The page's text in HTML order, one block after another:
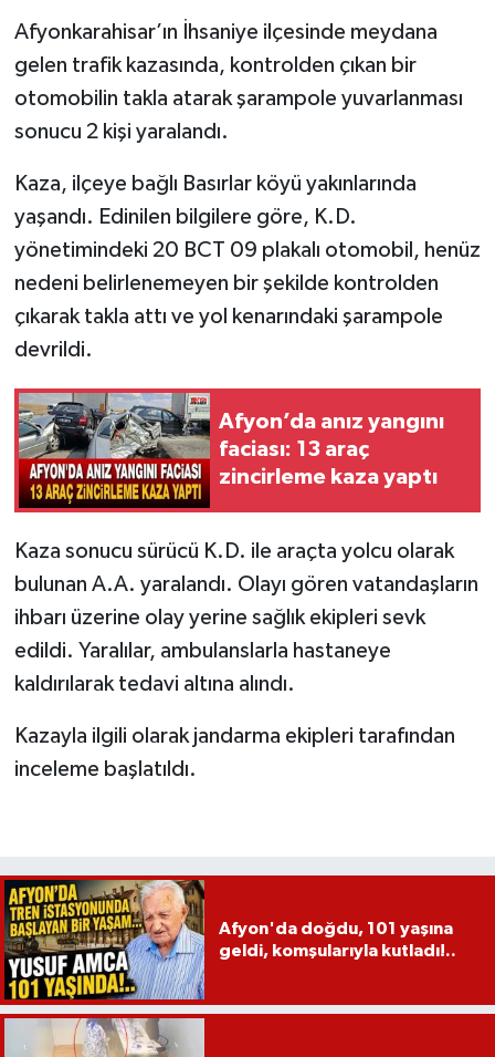
Afyonkarahisar’ın İhsaniye ilçesinde meydana
gelen trafik kazasında, kontrolden çıkan bir
otomobilin takla atarak şarampole yuvarlanması
sonucu 2 kişi yaralandı.
Kaza, ilçeye bağlı Basırlar köyü yakınlarında
yaşandı. Edinilen bilgilere göre, K.D.
yönetimindeki 20 BCT 09 plakalı otomobil, henüz
nedeni belirlenemeyen bir şekilde kontrolden
çıkarak takla attı ve yol kenarındaki şarampole
devrildi.
Afyon’da anız yangını
faciası: 13 araç
zincirleme kaza yaptı
Kaza sonucu sürücü K.D. ile araçta yolcu olarak
bulunan A.A. yaralandı. Olayı gören vatandaşların
ihbarı üzerine olay yerine sağlık ekipleri sevk
edildi. Yaralılar, ambulanslarla hastaneye
kaldırılarak tedavi altına alındı.
Kazayla ilgili olarak jandarma ekipleri tarafından
inceleme başlatıldı.
Afyon'da doğdu, 101 yaşına
geldi, komşularıyla kutladı!..